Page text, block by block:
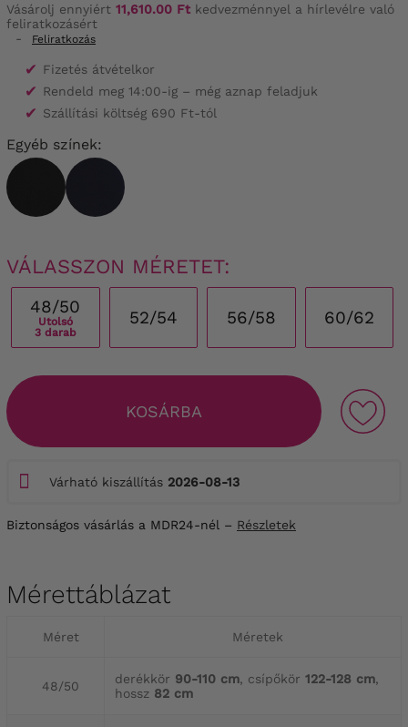
Vásárolj ennyiért 11,610.00 Ft kedvezménnyel a hírlevélre való
feliratkozásért
-
Feliratkozás
✔ Fizetés átvételkor
✔ Rendeld meg 14:00-ig – még aznap feladjuk
✔ Szállítási költség 690 Ft-tól
Egyéb színek:
VÁLASSZON MÉRETET:
48/50
Utolsó
3 darab
52/54 56/58 60/62
KOSÁRBA
Várható kiszállítás 2026-08-13
Biztonságos vásárlás a MDR24-nél – Részletek
Mérettáblázat
Méret Méretek
48/50 derékkör 90-110 cm, csípőkör 122-128 cm,
hossz 82 cm